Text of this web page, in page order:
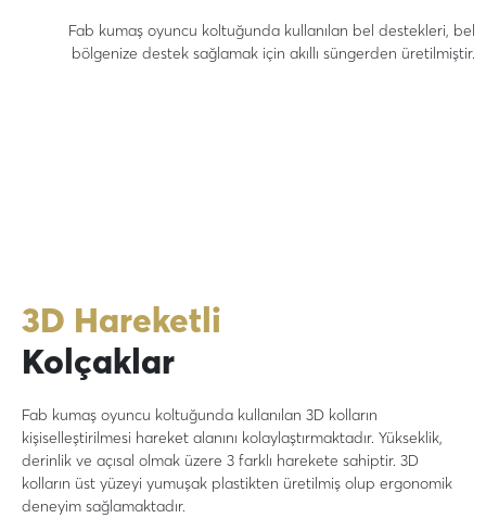
Fab kumaş oyuncu koltuğunda kullanılan bel destekleri, bel
bölgenize destek sağlamak için akıllı süngerden üretilmiştir.
3D Hareketli
Kolçaklar
Fab kumaş oyuncu koltuğunda kullanılan 3D kolların
kişiselleştirilmesi hareket alanını kolaylaştırmaktadır. Yükseklik,
derinlik ve açısal olmak üzere 3 farklı harekete sahiptir. 3D
kolların üst yüzeyi yumuşak plastikten üretilmiş olup ergonomik
deneyim sağlamaktadır.